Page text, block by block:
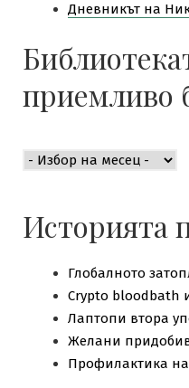
Дневникът на
приемливо
Историята
Глобалното
Crypto bloodbath
Лаптопи втора
Желани
Профилактика на